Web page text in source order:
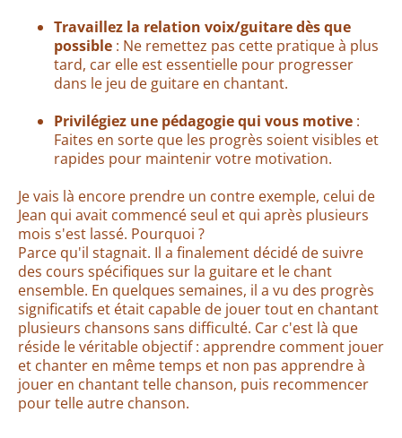
Travaillez la relation voix/guitare dès que
possible : Ne remettez pas cette pratique à plus
tard, car elle est essentielle pour progresser
dans le jeu de guitare en chantant.
Privilégiez une pédagogie qui vous motive :
Faites en sorte que les progrès soient visibles et
rapides pour maintenir votre motivation.
Je vais là encore prendre un contre exemple, celui de
Jean qui avait commencé seul et qui après plusieurs
mois s'est lassé. Pourquoi ?
Parce qu'il stagnait. Il a finalement décidé de suivre
des cours spécifiques sur la guitare et le chant
ensemble. En quelques semaines, il a vu des progrès
significatifs et était capable de jouer tout en chantant
plusieurs chansons sans difficulté. Car c'est là que
réside le véritable objectif : apprendre comment jouer
et chanter en même temps et non pas apprendre à
jouer en chantant telle chanson, puis recommencer
pour telle autre chanson.